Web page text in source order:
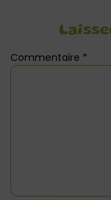
Commentaire *